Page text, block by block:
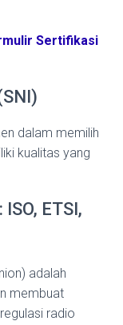
Sertifikasi
dalam memilih
kualitas yang
ETSI,
adalah
membuat
radio